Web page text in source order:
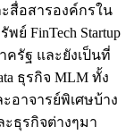
สื่อสารองค์กรใน
FinTech Startup
ครัฐ และยังเป็นที่
ธุรกิจ MLM ทั้ง
อาจารย์พิเศษบ้าง
ธุรกิจต่างๆมา